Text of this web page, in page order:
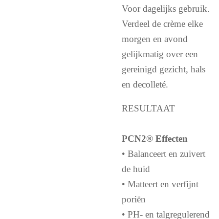
Voor dagelijks gebruik.
Verdeel de crème elke
morgen en avond
gelijkmatig over een
gereinigd gezicht, hals
en decolleté.
RESULTAAT
PCN2® Effecten
• Balanceert en zuivert
de huid
• Matteert en verfijnt
poriën
• PH- en talgregulerend